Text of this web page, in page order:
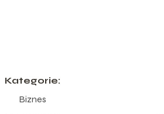
Kategorie:
Biznes